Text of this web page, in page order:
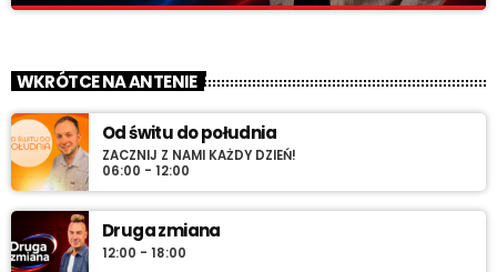
„Wieczór z Radiem RV” – codziennie wieczorem najlepsza
muzyka na zakończenie dnia. Spokojne rytmy, nastrojowe
dźwięki i klasyka, która tworzy klimat.
WKRÓTCE NA ANTENIE
Od świtu do południa
ZACZNIJ Z NAMI KAŻDY DZIEŃ!
06:00 - 12:00
Druga zmiana
12:00 - 18:00